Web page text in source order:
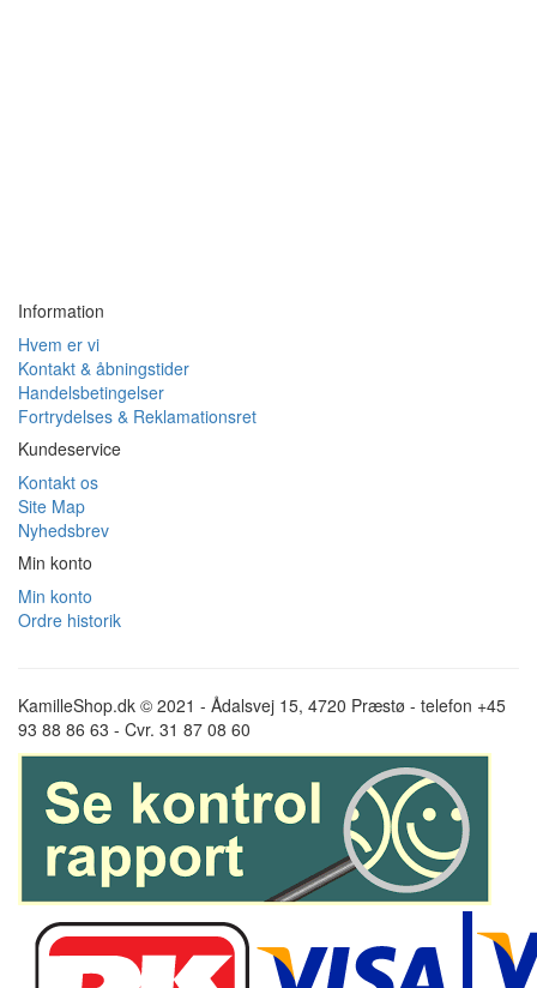
Information
Hvem er vi
Kontakt & åbningstider
Handelsbetingelser
Fortrydelses & Reklamationsret
Kundeservice
Kontakt os
Site Map
Nyhedsbrev
Min konto
Min konto
Ordre historik
KamilleShop.dk © 2021 - Ådalsvej 15, 4720 Præstø - telefon +45
93 88 86 63 - Cvr. 31 87 08 60